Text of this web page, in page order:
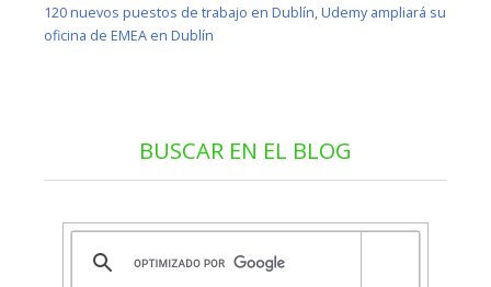
120 nuevos puestos de trabajo en Dublín, Udemy ampliará su
oficina de EMEA en Dublín
BUSCAR EN EL BLOG